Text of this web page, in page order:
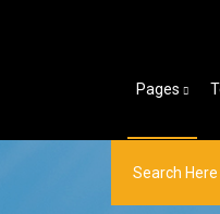
Pages